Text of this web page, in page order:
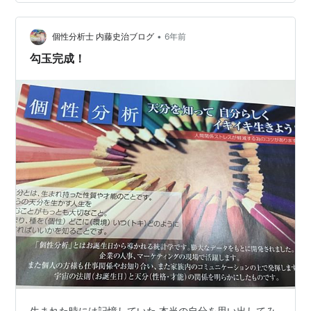
は現実化します。 これは人間にしか出来ない力です。 思
いもよらないところから 忘れた頃に実現に向けて後押し
してくれます。 人は今迄の人生経験、学んだこと…
個性分析士 内藤史治ブログ • 6年前
勾玉完成！